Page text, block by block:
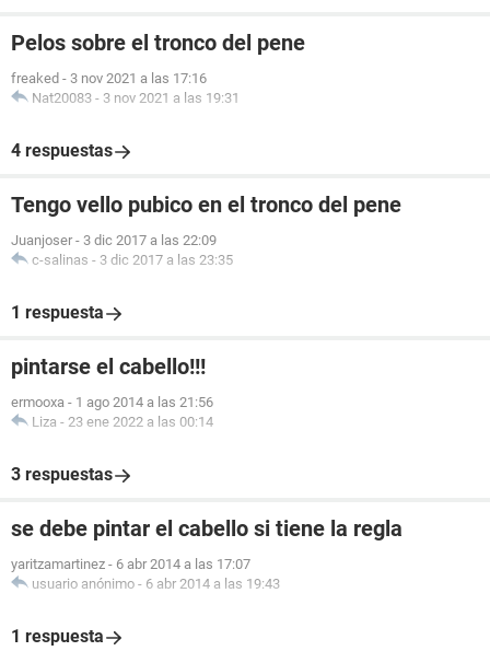
Pelos sobre el tronco del pene
freaked - 3 nov 2021 a las 17:16
Nat20083 - 3 nov 2021 a las 19:31
4 respuestas
Tengo vello pubico en el tronco del pene
Juanjoser - 3 dic 2017 a las 22:09
c-salinas - 3 dic 2017 a las 23:35
1 respuesta
pintarse el cabello!!!
ermooxa - 1 ago 2014 a las 21:56
Liza - 23 ene 2022 a las 00:14
3 respuestas
se debe pintar el cabello si tiene la regla
yaritzamartinez - 6 abr 2014 a las 17:07
usuario anónimo - 6 abr 2014 a las 19:43
1 respuesta